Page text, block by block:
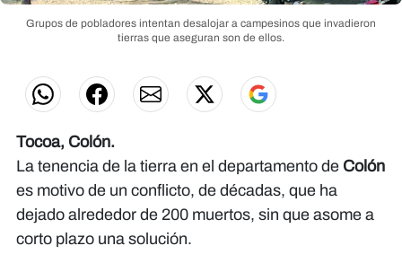
Grupos de pobladores intentan desalojar a campesinos que invadieron
tierras que aseguran son de ellos.
Tocoa, Colón.
La tenencia de la tierra en el departamento de Colón
es motivo de un conflicto, de décadas, que ha
dejado alrededor de 200 muertos, sin que asome a
corto plazo una solución.